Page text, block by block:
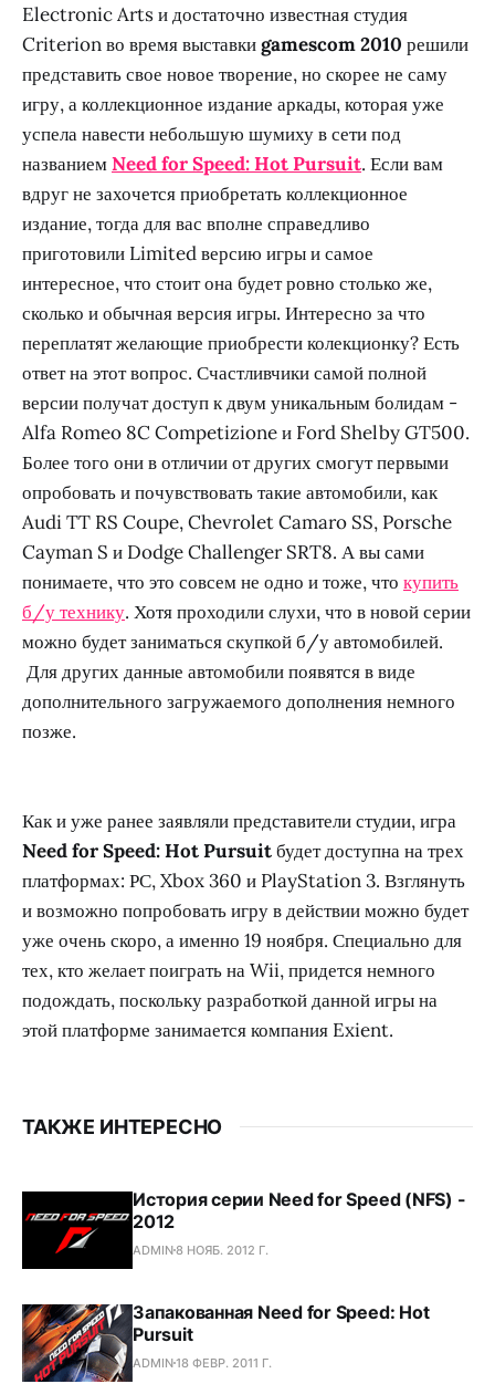
Electronic Arts и достаточно известная студия
Criterion во время выставкиgamescom 2010 решили
представить свое новое творение, но скорее не саму
игру, а коллекционное издание аркады, которая уже
успела навести небольшую шумиху в сети под
названиемNeed for Speed: Hot Pursuit. Если вам
вдруг не захочется приобретать коллекционное
издание, тогда для вас вполне справедливо
приготовили Limited версию игры и самое
интересное, что стоит она будет ровно столько же,
сколько и обычная версия игры. Интересно за что
переплатят желающие приобрести колекционку? Есть
ответ на этот вопрос. Счастливчики самой полной
версии получат доступ к двум уникальным болидам -
Alfa Romeo 8C Competizione и Ford Shelby GT500.
Более того они в отличии от других смогут первыми
опробовать и почувствовать такие автомобили, как
Audi TT RS Coupe, Chevrolet Camaro SS, Porsche
Cayman S и Dodge Challenger SRT8. А вы сами
понимаете, что это совсем не одно и тоже, что купить
б/у технику. Хотя проходили слухи, что в новой серии
можно будет заниматься скупкой б/у автомобилей.
Для других данные автомобили появятся в виде
дополнительного загружаемого дополнения немного
позже.
Как и уже ранее заявляли представители студии, игра
Need for Speed: Hot Pursuitбудет доступна на трех
платформах: РС, Xbox 360 и PlayStation 3. Взглянуть
и возможно попробовать игру в действии можно будет
уже очень скоро, а именно 19 ноября. Специально для
тех, кто желает поиграть на Wii, придется немного
подождать, поскольку разработкой данной игры на
этой платформе занимается компания Exient.
ТАКЖЕ ИНТЕРЕСНО
История серии Need for Speed (NFS) -
2012
ADMIN8 НОЯБ. 2012 Г.
Запакованная Need for Speed: Hot
Pursuit
ADMIN18 ФЕВР. 2011 Г.